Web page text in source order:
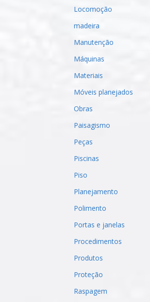
Locomoção
madeira
Manutenção
Máquinas
Materiais
Móveis planejados
Obras
Paisagismo
Peças
Piscinas
Piso
Planejamento
Polimento
Portas e janelas
Procedimentos
Produtos
Proteção
Raspagem